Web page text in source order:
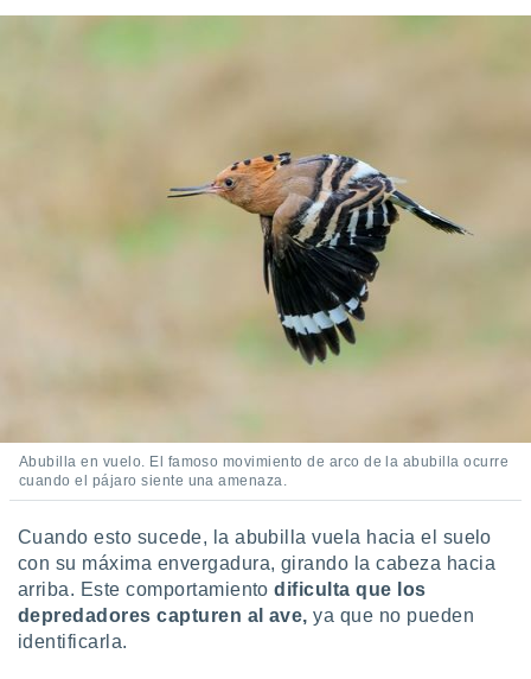
Abubilla en vuelo. El famoso movimiento de arco de la abubilla ocurre
cuando el pájaro siente una amenaza.
Cuando esto sucede, la abubilla vuela hacia el suelo
con su máxima envergadura, girando la cabeza hacia
arriba. Este comportamiento dificulta que los
depredadores capturen al ave,ya que no pueden
identificarla.